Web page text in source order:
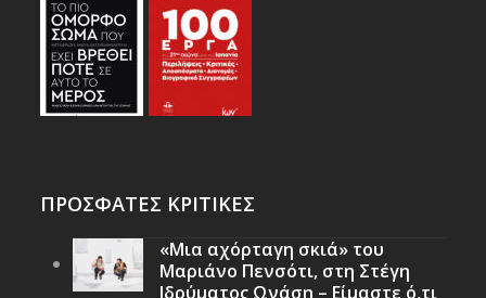
ΠΡΟΣΦΑΤΕΣ ΚΡΙΤΙΚΕΣ
«Μια αχόρταγη σκιά» του
Μαριάνο Πενσότι, στη Στέγη
Ιδρύματος Ωνάση – Είμαστε ό,τι